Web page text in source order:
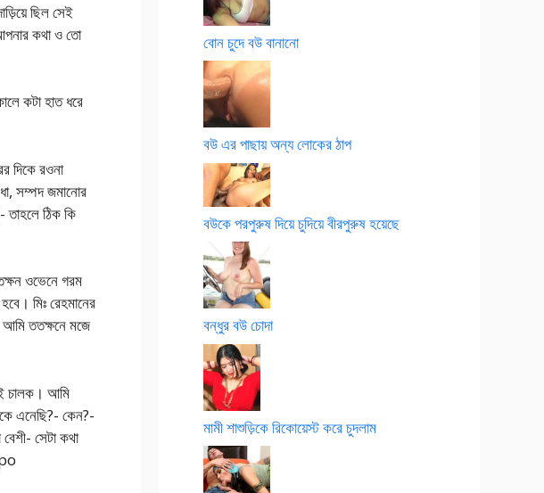
ছিল সেই
কথা ও তো
কটা হাত ধরে
দিকে রওনা
সম্পদ জমানোর
তাহলে ঠিক কি
ওভেনে গরম
মিঃ রেহমানের
আমি ততক্ষনে মজে
চালক। আমি
এনেছি?- কেন?-
সেটা কথা
বোন চুদে বউ বানানো
বউ এর পাছায় অন্য লোকের ঠাপ
বউকে পরপুরুষ দিয়ে চুদিয়ে বীরপুরুষ হয়েছে
বন্ধুর বউ চোদা
মামী শাশুড়িকে রিকোয়েস্ট করে চুদলাম